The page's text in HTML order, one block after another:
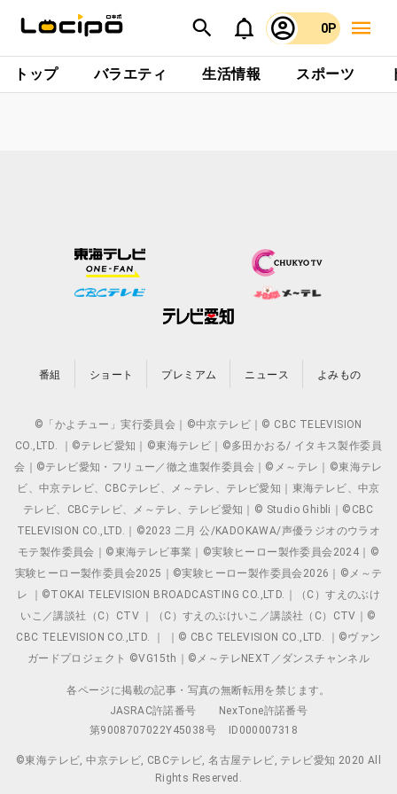
0P
トップ バラエティ 生活情報 スポーツ
番組 ショート プレミアム ニュース よみもの
©「かよチュー」実行委員会｜©中京テレビ｜© CBC TELEVISION
CO.,LTD. ｜©テレビ愛知｜©東海テレビ｜©多田かおる/ イタキス製作委員
会｜©テレビ愛知・フリュー／徹之進製作委員会｜©メ～テレ｜©東海テレ
ビ、中京テレビ、CBCテレビ、メ～テレ、テレビ愛知｜東海テレビ、中京
テレビ、CBCテレビ、メ～テレ、テレビ愛知｜© Studio Ghibli｜©CBC
TELEVISION CO.,LTD.｜©2023 二月 公/KADOKAWA/声優ラジオのウラオ
モテ製作委員会｜©東海テレビ事業｜©実験ヒーロー製作委員会2024｜©
実験ヒーロー製作委員会2025｜©実験ヒーロー製作委員会2026｜©メ～テ
レ ｜©TOKAI TELEVISION BROADCASTING CO.,LTD.｜（C）すえのぶけ
いこ／講談社（C）CTV ｜（C）すえのぶけいこ／講談社（C）CTV｜©
CBC TELEVISION CO.,LTD. ｜ ｜© CBC TELEVISION CO.,LTD. ｜©ヴァン
ガードプロジェクト ©VG15th｜©メ～テレNEXT／ダンスチャンネル
各ページに掲載の記事・写真の無断転用を禁じます。
JASRAC許諾番号
NexTone許諾番号
第9008707022Y45038号
ID000007318
©東海テレビ, 中京テレビ, CBCテレビ, 名古屋テレビ, テレビ愛知 2020 All
Rights Reserved.